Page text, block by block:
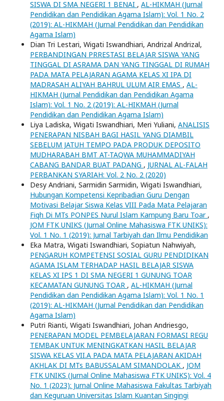
SISWA DI SMA NEGERI 1 BENAI , AL-HIKMAH (Jurnal
Pendidikan dan Pendidikan Agama Islam): Vol. 1 No. 2
(2019): AL-HIKMAH (Jurnal Pendidikan dan Pendidikan
Agama Islam)
Dian Tri Lestari, Wigati Iswandhiari, Andrizal Andrizal,
PERBANDINGAN PRRESTASI BELAJAR SISWA YANG
TINGGAL DI ASRAMA DAN YANG TINGGAL DI RUMAH
PADA MATA PELAJARAN AGAMA KELAS XI IPA DI
MADRASAH ALIYAH BAHRUL ULUM AIR EMAS , AL-
HIKMAH (Jurnal Pendidikan dan Pendidikan Agama
Islam): Vol. 1 No. 2 (2019): AL-HIKMAH (Jurnal
Pendidikan dan Pendidikan Agama Islam)
Liya Ladiska, Wigati Iswandhiari, Meri Yuliani, ANALISIS
PENERAPAN NISBAH BAGI HASIL YANG DIAMBIL
SEBELUM JATUH TEMPO PADA PRODUK DEPOSITO
MUDHARABAH BMT AT-TAQWA MUHAMMADIYAH
CABANG BANDAR BUAT PADANG , JURNAL AL-FALAH
PERBANKAN SYARIAH: Vol. 2 No. 2 (2020)
Desy Andriani, Sarmidin Sarmidin, Wigati Iswandhiari,
Hubungan Kompetensi Kepribadian Guru Dengan
Motivasi Belajar Siswa Kelas VIII Pada Mata Pelajaran
Fiqh Di MTs PONPES Nurul Islam Kampung Baru Toar ,
JOM FTK UNIKS (Jurnal Online Mahasiswa FTK UNIKS):
Vol. 1 No. 1 (2019): Jurnal Tarbiyah dan Ilmu Pendidikan
Eka Matra, Wigati Iswandhiari, Sopiatun Nahwiyah,
PENGARUH KOMPETENSI SOSIAL GURU PENDIDIKAN
AGAMA ISLAM TERHADAP HASIL BELAJAR SISWA
KELAS XI IPS 1 DI SMA NEGERI 1 GUNUNG TOAR
KECAMATAN GUNUNG TOAR , AL-HIKMAH (Jurnal
Pendidikan dan Pendidikan Agama Islam): Vol. 1 No. 1
(2019): AL-HIKMAH (Jurnal Pendidikan dan Pendidikan
Agama Islam)
Putri Rianti, Wigati Iswandhiari, Johan Andriesgo,
PENERAPAN MODEL PEMBELAJARAN FORMASI REGU
TEMBAK UNTUK MENINGKATKAN HASIL BELAJAR
SISWA KELAS VII.A PADA MATA PELAJARAN AKIDAH
AKHLAK DI MTs BABUSSALAM SIMANDOLAK , JOM
FTK UNIKS (Jurnal Online Mahasiswa FTK UNIKS): Vol. 4
No. 1 (2023): Jurnal Online Mahasiswa Fakultas Tarbiyah
dan Keguruan Universitas Islam Kuantan Singingi